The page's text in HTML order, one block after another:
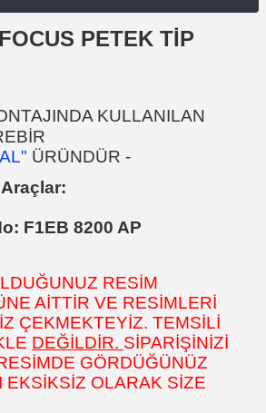
PETEK TİP
KULLANILAN
ÜRÜNDÜR -
F1EB 8200 AP
RESİM
AİTTİR VE RESİMLERİ
ÇEKMEKTEYİZ. TEMSİLİ
DEĞİLDİR. SİPARİŞİNİZİ
GÖRDÜĞÜNÜZ
EKSİKSİZ OLARAK SİZE